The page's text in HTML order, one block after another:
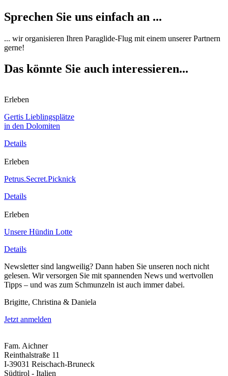
Sprechen Sie uns einfach an ...
... wir organisieren Ihren Paraglide-Flug mit einem unserer Partnern
gerne!
Das könnte Sie auch interessieren...
Erleben
Gertis Lieblingsplätze
in den Dolomiten
Details
Erleben
Petrus.Secret.Picknick
Details
Erleben
Unsere Hündin Lotte
Details
Newsletter sind langweilig? Dann haben Sie unseren noch nicht
gelesen. Wir versorgen Sie mit spannenden News und wertvollen
Tipps – und was zum Schmunzeln ist auch immer dabei.
Brigitte, Christina & Daniela
Jetzt anmelden
Fam. Aichner
Reinthalstraße 11
I-39031 Reischach-Bruneck
Südtirol - Italien